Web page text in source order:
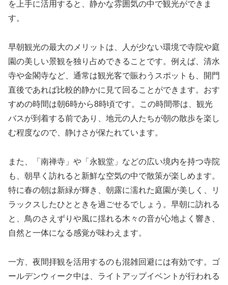
を上手に活用すると、静かな雰囲気の中で観光ができま
す。
早朝観光の最大のメリットは、人が少ない環境で寺院や庭
園の美しい景観を独り占めできることです。例えば、清水
寺や金閣寺など、通常は観光客で賑わうスポットも、開門
直後であれば比較的静かに見て回ることができます。おす
すめの時間は朝6時から8時頃です。この時間帯は、観光
バスが到着する前であり、地元の人たちが朝の散歩を楽し
む程度なので、静けさが保たれています。
また、「南禅寺」や「永観堂」などの広い境内を持つ寺院
も、朝早く訪れると新鮮な空気の中で散策が楽しめます。
特に春の朝は新緑が輝き、朝露に濡れた庭園が美しく、リ
ラックスしたひとときを過ごせるでしょう。早朝に訪れる
と、鳥のさえずりや風に揺れる木々の音が心地よく響き、
自然と一体になる感覚が味わえます。
一方、夜間拝観を活用するのも混雑回避には有効です。ゴ
ールデンウィーク中は、ライトアップイベントが行われる